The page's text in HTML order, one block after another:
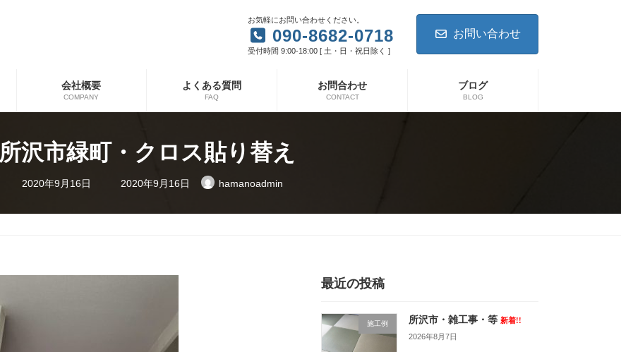
お気軽にお問い合わせください。
090-8682-0718
受付時間 9:00-18:00 [ 土・日・祝日除く ]
お問い合わせ
会社概要
COMPANY
よくある質問
FAQ
お問合わせ
CONTACT
ブログ
BLOG
所沢市緑町・クロス貼り替え
2020年9月16日
最
終
日
2020年9月16日 hamanoadmin
最近の投稿
施工例 所沢市・雑工事・等 新着!!
2026年8月7日